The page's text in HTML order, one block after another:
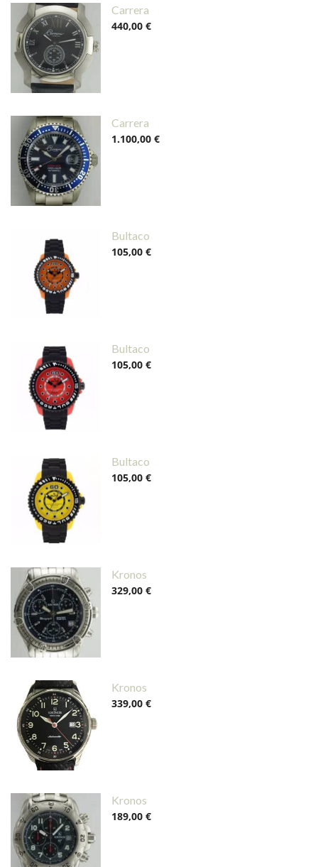
Carrera
440,00 €
Carrera
1.100,00 €
Bultaco
105,00 €
Bultaco
105,00 €
Bultaco
105,00 €
Kronos
329,00 €
Kronos
339,00 €
Kronos
189,00 €